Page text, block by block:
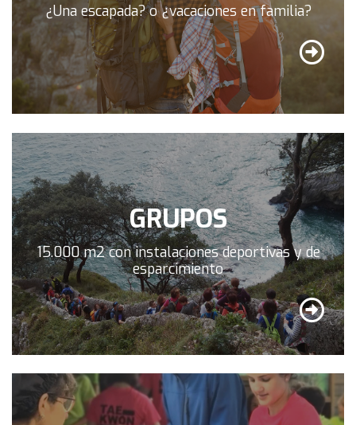
¿Una escapada? o ¿vacaciones en familia?
GRUPOS
15.000 m2 con instalaciones deportivas y de
esparcimiento